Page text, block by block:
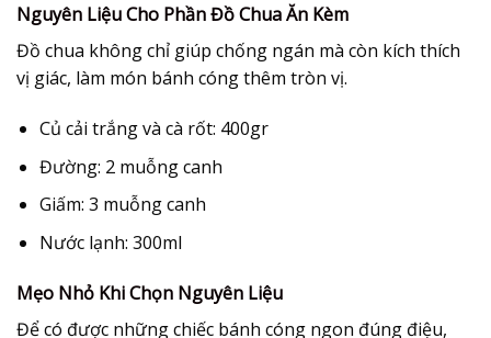
Nguyên Liệu Cho Phần Đồ Chua Ăn Kèm
Đồ chua không chỉ giúp chống ngán mà còn kích thích
vị giác, làm món bánh cóngthêm tròn vị.
Củ cải trắng và cà rốt: 400gr
Đường: 2 muỗng canh
Giấm: 3 muỗng canh
Nước lạnh: 300ml
Mẹo Nhỏ Khi Chọn Nguyên Liệu
Để có được những chiếc bánh cóng ngon đúng điệu,